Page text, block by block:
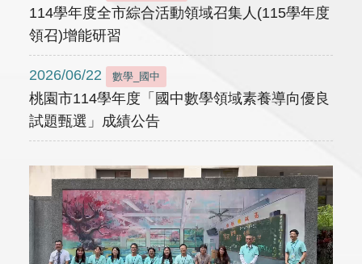
114學年度全市綜合活動領域召集人(115學年度
領召)增能研習
2026/06/22 數學_國中
桃園市114學年度「國中數學領域素養導向優良
試題甄選」成績公告